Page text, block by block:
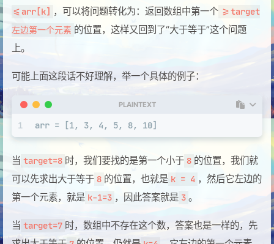
<=arr[k] ，可以将问题转化为：返回数组中第一个 >=target
左边第一个元素 的位置，这样又回到了“大于等于”这个问题
上。
可能上面这段话不好理解，举一个具体的例子：
PLAINTEXT
1 arr = [1, 3, 4, 5, 8, 10]
当 target=8 时，我们要找的是第一个小于 8 的位置，我们就
可以先求出大于等于 8 的位置，也就是 k = 4 ，然后它左边的
第一个元素，就是 k-1=3 ，因此答案就是 3 。
当 target=7 时，数组中不存在这个数，答案也是一样的，先